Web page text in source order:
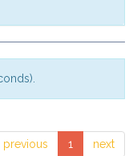
previous 1 next